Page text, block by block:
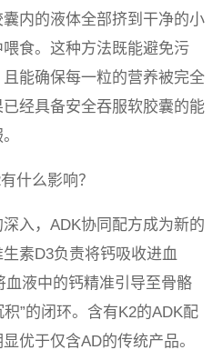
内的液体全部挤到干净的小
食。这种方法既能避免污
能确保每一粒的营养被完全
经具备安全吞服软胶囊的能
什么影响？
入，ADK协同配方成为新的
素D3负责将钙吸收进血
血液中的钙精准引导至骨骼
”的闭环。含有K2的ADK配
优于仅含AD的传统产品。